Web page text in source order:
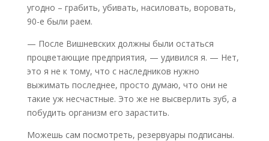
угодно – грабить, убивать, насиловать, воровать,
90-е были раем.
— После Вишневских должны были остаться
процветающие предприятия, — удивился я. — Нет,
это я не к тому, что с наследников нужно
выжимать последнее, просто думаю, что они не
такие уж несчастные. Это же не высверлить зуб, а
побудить организм его зарастить.
Можешь сам посмотреть, резервуары подписаны.